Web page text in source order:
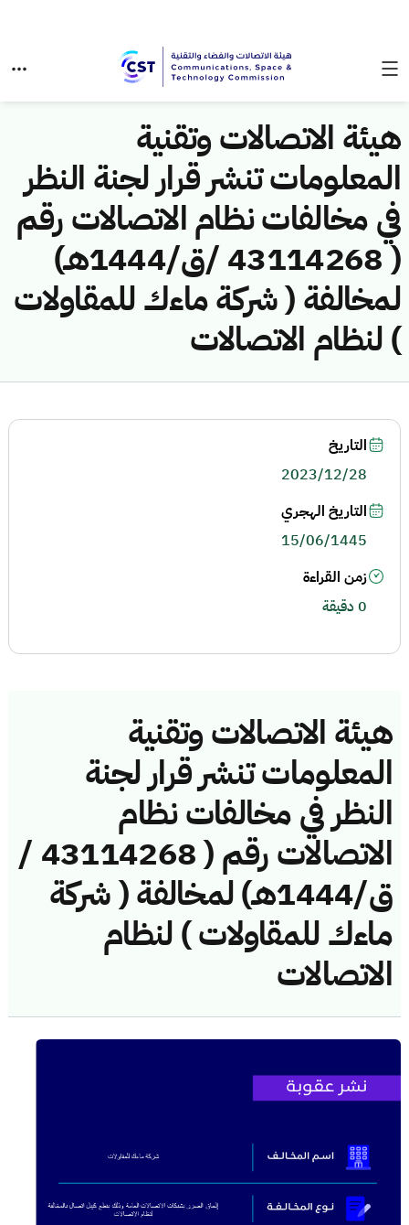
هيئة الاتصالات وتقنية
المعلومات تنشر قرار لجنة النظر
في مخالفات نظام الاتصالات رقم
( 43114268 /ق/1444هـ)
لمخالفة ( شركة ماءك للمقاولات
) لنظام الاتصالات
هيئة الاتصالات وتقنية
المعلومات تنشر قرار لجنة
النظر في مخالفات نظام
الاتصالات رقم ( 43114268 /
ق/1444هـ) لمخالفة ( شركة
ماءك للمقاولات ) لنظام
الاتصالات
التاريخ
2023/12/28
التاريخ الهجري
15/06/1445
زمن القراءة
0 دقيقة